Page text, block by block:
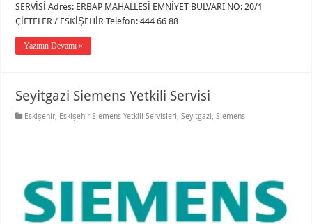
SERVİSİ Adres: ERBAP MAHALLESİ EMNİYET BULVARI NO: 20/1
ÇİFTELER / ESKİŞEHİR Telefon: 444 66 88
Yazının Devamı »
Seyitgazi Siemens Yetkili Servisi
Eskişehir Eskişehir Siemens Yetkili Servisleri ,Seyitgazi ,Siemens